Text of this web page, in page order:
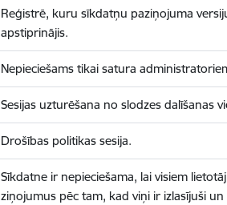
Reģistrē, kuru sīkdatņu paziņojuma
apstiprinājis.
Nepieciešams tikai satura
Sesijas uzturēšana no slodzes dalīšanas
Drošības politikas sesija.
Sīkdatne ir nepieciešama, lai visiem
ziņojumus pēc tam, kad viņi ir izlasījuši un